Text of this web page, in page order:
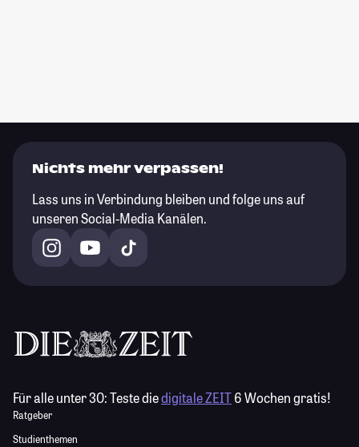
Nichts mehr verpassen!
Lass uns in Verbindung bleiben und folge uns auf
unseren Social-Media Kanälen.
Für alle unter 30:Teste diedigitale ZEIT6 Wochen gratis!
Ratgeber
Studienthemen